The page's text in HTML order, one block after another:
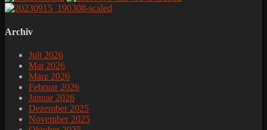
Archiv
Juli 2026
Mai 2026
März 2026
Februar 2026
Januar 2026
Dezember 2025
November 2025